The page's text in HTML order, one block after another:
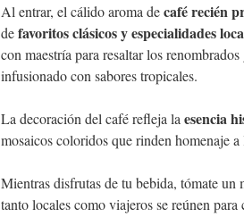
Al entrar, el cálido aroma decafé recién
defavoritos clásicos y especialidades
con maestría para resaltar los
infusionado con sabores tropicales.
La decoración del café refleja la esencia
mosaicos coloridos que rinden homenaje
Mientras disfrutas de tu bebida, tómate un
tanto locales como viajeros se reúnen